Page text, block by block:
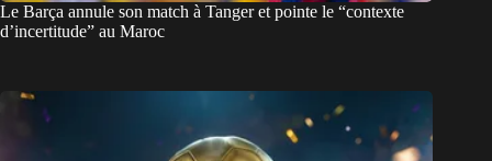
Le Barça annule son match à Tanger et pointe le “contexte
d’incertitude” au Maroc